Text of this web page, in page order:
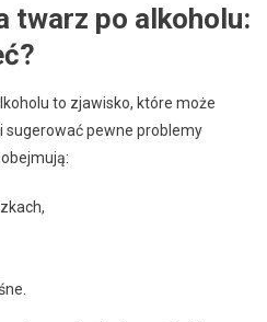
twarz po alkoholu:
to zjawisko, które może
sugerować pewne problemy